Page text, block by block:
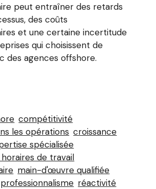
peut entraîner des retards
des coûts
et une certaine incertitude
qui choisissent de
des agences offshore.
compétitivité
les opérations croissance
spécialisée
de travail
main-d'œuvre qualifiée
professionnalisme réactivité